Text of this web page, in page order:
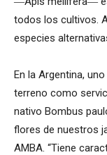
todos los cultivos.
especies
En la Argentina,
terreno como
nativo Bombus
flores de nuestros
AMBA. “Tiene